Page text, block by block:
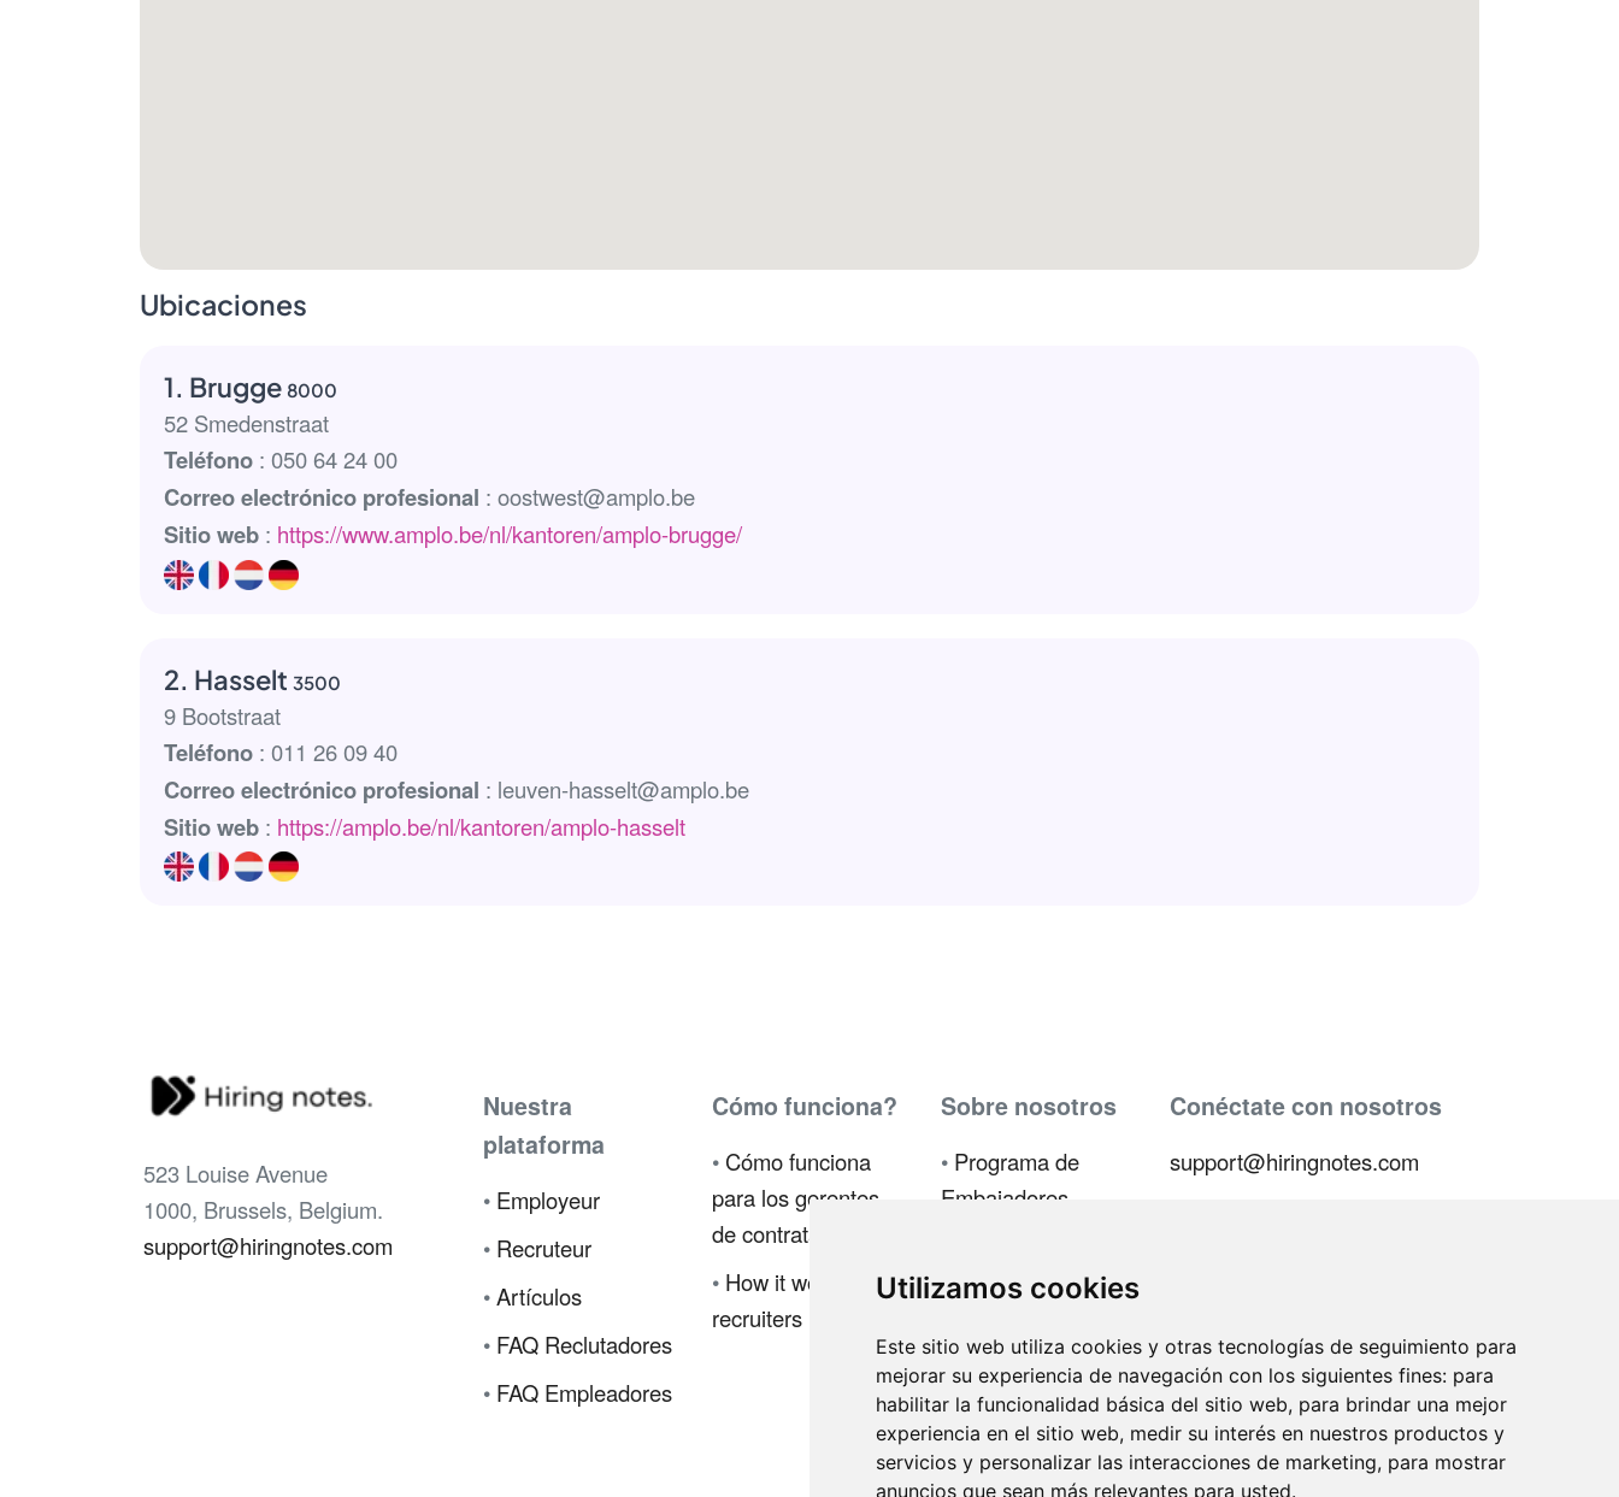
Utilizamos cookies
Este sitio web utiliza cookies y otras tecnologías de seguimiento para
mejorar su experiencia de navegación con los siguientes fines: para
habilitar la funcionalidad básica del sitio web, para brindar una mejor
experiencia en el sitio web, medir su interés en nuestros productos y
servicios y personalizar las interacciones de marketing, para mostrar
anuncios que sean más relevantes para usted.
Ubicaciones
1. Brugge 8000
52 Smedenstraat
Teléfono: 050 64 24 00
Correo electrónico profesional : oostwest@amplo.be
Sitio web: https://www.amplo.be/nl/kantoren/amplo-brugge/
2. Hasselt 3500
9 Bootstraat
Teléfono: 011 26 09 40
Correo electrónico profesional : leuven-hasselt@amplo.be
Sitio web: https://amplo.be/nl/kantoren/amplo-hasselt
523 Louise Avenue
1000, Brussels, Belgium.
support@hiringnotes.com
Nuestra
plataforma
• Employeur
• Recruteur
•Artículos
• FAQ Reclutadores
• FAQ Empleadores
Cómo funciona?
• Cómo funciona
para los gerentes
de contratación
• How it works for
recruiters
Sobre nosotros
• Programa de
Embajadores
•Política de
•Código de ética
•Términos de venta
•Iniciar sesión
Conéctate con nosotros
support@hiringnotes.com